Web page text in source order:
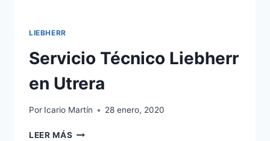
LIEBHERR
Servicio Técnico Liebherr
en Utrera
Por Icario Martín 28 enero, 2020
LEER MÁS SERVICIO